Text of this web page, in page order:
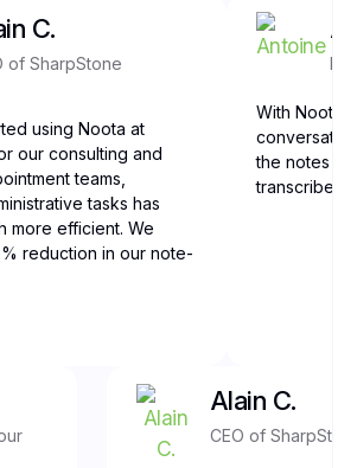
C.
of SharpStone
using Noota at
our consulting and
teams,
tasks has
more efficient. We
reduction in our note-
With Noota,
the notes
transcribed,
Alain C.
CEO of